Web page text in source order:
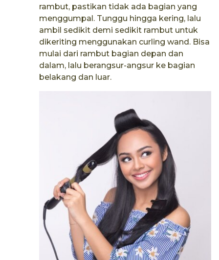
rambut, pastikan tidak ada bagian yang
menggumpal. Tunggu hingga kering, lalu
ambil sedikit demi sedikit rambut untuk
dikeriting menggunakan curling wand. Bisa
mulai dari rambut bagian depan dan
dalam, lalu berangsur-angsur ke bagian
belakang dan luar.